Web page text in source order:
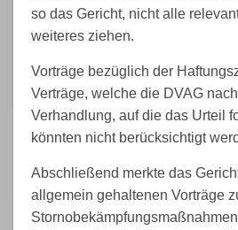
so das Gericht, nicht alle
weiteres ziehen.
Vorträge bezüglich der
Verträge, welche die DVAG
Verhandlung, auf die das Urteil
könnten nicht berücksichtigt
Abschließend merkte das
allgemein gehaltenen Vorträge